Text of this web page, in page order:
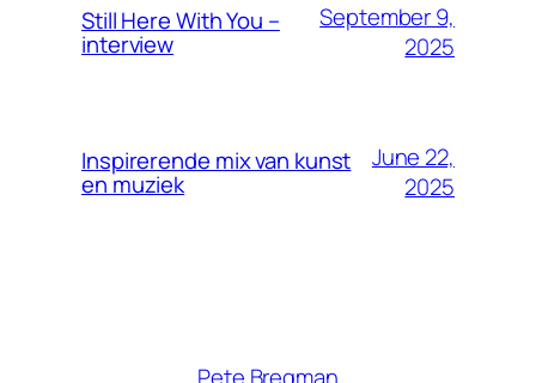
Still Here With You –
interview
September 9,
2025
Inspirerende mix van kunst
en muziek
June 22,
2025
Pete Bregman